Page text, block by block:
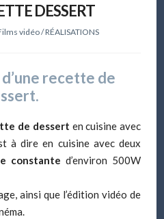
DESSERT
vidéo/RÉALISATIONS
recette de
de dessert en cuisine avec
à dire en cuisine avec deux
constanted’environ 500W
ainsi que l’édition vidéo de